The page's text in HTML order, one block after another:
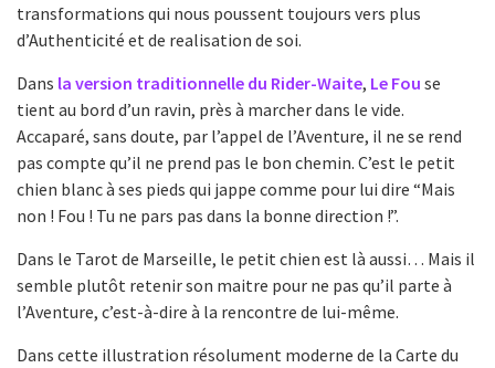
transformations qui nous poussent toujours vers plus
d’Authenticité et de realisation de soi.
Dans la version traditionnelle du Rider-Waite, Le Fou se
tient au bord d’un ravin, près à marcher dans le vide.
Accaparé, sans doute, par l’appel de l’Aventure, il ne se rend
pas compte qu’il ne prend pas le bon chemin. C’est le petit
chien blanc à ses pieds qui jappe comme pour lui dire “Mais
non ! Fou ! Tu ne pars pas dans la bonne direction !”.
Dans le Tarot de Marseille, le petit chien est là aussi… Mais il
semble plutôt retenir son maitre pour ne pas qu’il parte à
l’Aventure, c’est-à-dire à la rencontre de lui-même.
Dans cette illustration résolument moderne de la Carte du